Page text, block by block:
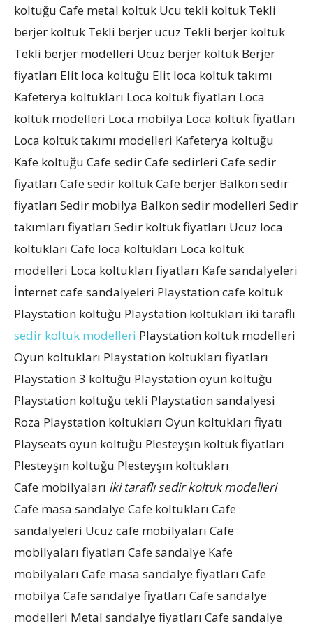
koltuğu Cafe metal koltuk Ucu tekli koltuk Tekli
berjer koltuk Tekli berjer ucuz Tekli berjer koltuk
Tekli berjer modelleri Ucuz berjer koltuk Berjer
fiyatları Elit loca koltuğu Elit loca koltuk takımı
Kafeterya koltukları Loca koltuk fiyatları Loca
koltuk modelleri Loca mobilya Loca koltuk fiyatları
Loca koltuk takımı modelleri Kafeterya koltuğu
Kafe koltuğu Cafe sedir Cafe sedirleri Cafe sedir
fiyatları Cafe sedir koltuk Cafe berjer Balkon sedir
fiyatları Sedir mobilya Balkon sedir modelleri Sedir
takımları fiyatları Sedir koltuk fiyatları Ucuz loca
koltukları Cafe loca koltukları Loca koltuk
modelleri Loca koltukları fiyatları Kafe sandalyeleri
İnternet cafe sandalyeleri Playstation cafe koltuk
Playstation koltuğu Playstation koltukları iki taraflı
sedir koltuk modelleri Playstation koltuk modelleri
Oyun koltukları Playstation koltukları fiyatları
Playstation 3 koltuğu Playstation oyun koltuğu
Playstation koltuğu tekli Playstation sandalyesi
Roza Playstation koltukları Oyun koltukları fiyatı
Playseats oyun koltuğu Plesteyşın koltuk fiyatları
Plesteyşın koltuğu Plesteyşın koltukları
Cafe mobilyaları iki taraflı sedir koltuk modelleri
Cafe masa sandalye Cafe koltukları Cafe
sandalyeleri Ucuz cafe mobilyaları Cafe
mobilyaları fiyatları Cafe sandalye Kafe
mobilyaları Cafe masa sandalye fiyatları Cafe
mobilya Cafe sandalye fiyatları Cafe sandalye
modelleri Metal sandalye fiyatları Cafe sandalye